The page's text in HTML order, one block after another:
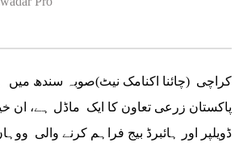
کراچی (چائنا اکنامک نیٹ)صوبہ سندھ میں
پاکستان زرعی تعاون کا ایک ماڈل ہے، ان
ڈویلپر اور ہائبرڈ بیج فراہم کرنے والی